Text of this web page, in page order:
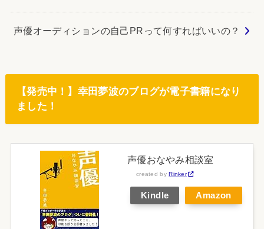
声優オーディションの自己PRって何すればいいの？
【発売中！】幸田夢波のブログが電子書籍になり
ました！
声優おなやみ相談室
created by Rinker
Kindle Amazon